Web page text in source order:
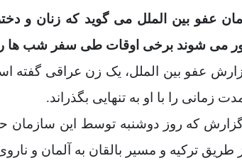
عفو بین الملل می گوید که زنان و
می شوند برخی اوقات طی سفر شب ها را
عفو بین الملل، یک زن عراقی گفته
زمانی را با او به تنهایی بگذراند.
طریق ترکیه و مسیر بالقان به آلمان و